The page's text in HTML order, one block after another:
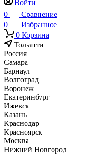
Войти
0
Сравнение
0
Избранное
0 Корзина
Тольятти
Россия
Самара
Барнаул
Волгоград
Воронеж
Екатеринбург
Ижевск
Казань
Краснодар
Красноярск
Москва
Нижний Новгород